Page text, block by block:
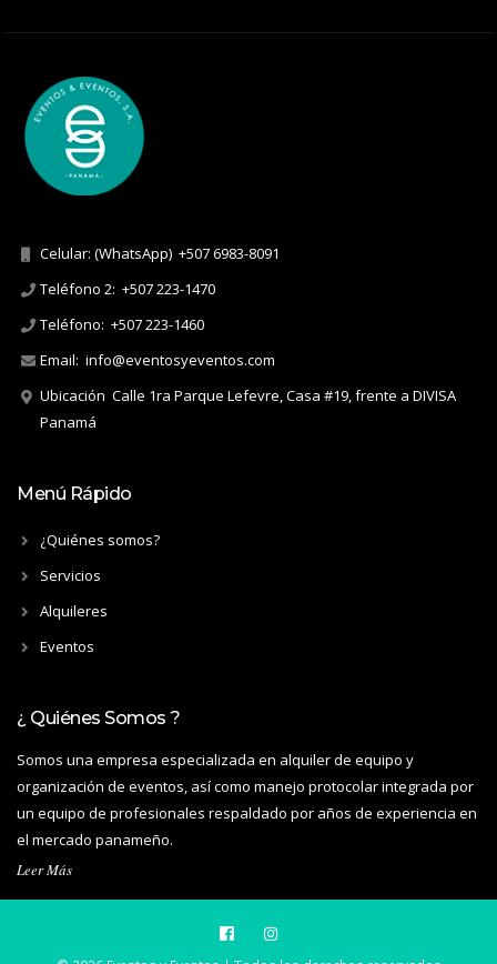
Celular: (WhatsApp) +507 6983-8091
Teléfono 2: +507 223-1470
Teléfono: +507 223-1460
Email: info@eventosyeventos.com
Ubicación Calle 1ra Parque Lefevre, Casa #19, frente a DIVISA
Panamá
Menú Rápido
¿Quiénes somos?
Servicios
Alquileres
Eventos
¿ Quiénes Somos ?
Somos una empresa especializada en alquiler de equipo y
organización de eventos, así como manejo protocolar integrada por
un equipo de profesionales respaldado por años de experiencia en
el mercado panameño.
Leer Más